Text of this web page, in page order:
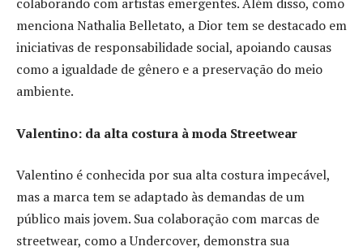
menciona Nathalia Belletato, a Dior tem se destacado em
iniciativas de responsabilidade social, apoiando causas
como a igualdade de gênero e a preservação do meio
ambiente.
Valentino: da alta costura à moda Streetwear
Valentino é conhecida por sua alta costura impecável,
mas a marca tem se adaptado às demandas de um
público mais jovem. Sua colaboração com marcas de
streetwear, como a Undercover, demonstra sua